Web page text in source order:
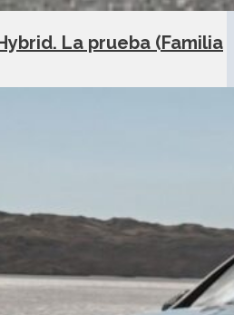
La prueba (Familia